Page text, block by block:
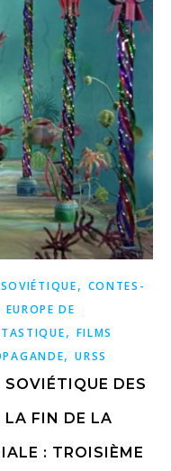
, CONTES-
EUROPE DE
, FILMS
,URSS
DES
LA FIN DE LA
: TROISIÈME